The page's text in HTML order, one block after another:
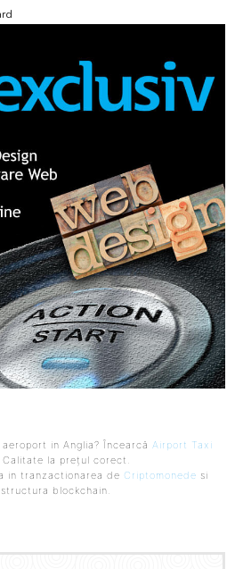
in Anglia? Încearcă Airport Taxi
Calitate la prețul corect.
in tranzactionarea de Criptomonede si
blockchain.